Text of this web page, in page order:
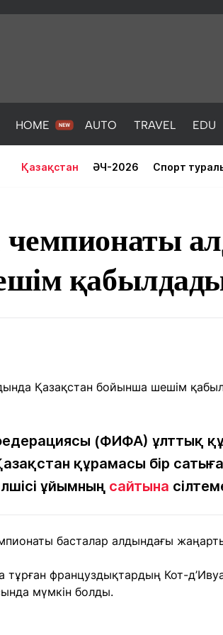
HOME AUTO TRAVEL EDU
Қазақстан ӘЧ-2026 Спорт
HEALTH
Бос жұмыс
орындары
(700) 3 888 188
(ФИФА) ұлттық
құрамасы бір
ұйымның сайтына
басталар алдындағы
тұрған француздықтардың Кот-
мүмкін болды.